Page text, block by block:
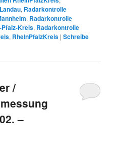
, Radarkontrolle
, Radarkontrolle
Kreis, Radarkontrolle
, RheinPfalzKreis |Schreibe
/
–